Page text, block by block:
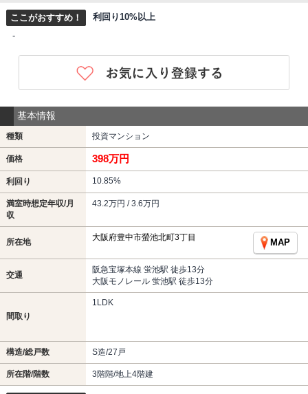
ここがおすすめ！
利回り10%以上
-
基本情報
種類 投資マンション
価格 398万円
利回り 10.85%
満室時想定年収/月
収
43.2万円 / 3.6万円
所在地 大阪府豊中市螢池北町3丁目
MAP
交通
阪急宝塚本線 蛍池駅 徒歩13分
大阪モノレール 蛍池駅 徒歩13分
間取り
1LDK
構造/総戸数 S造/27戸
所在階/階数 3階階/地上4階建